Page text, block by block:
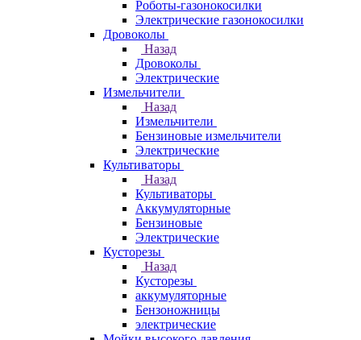
Роботы-газонокосилки
Электрические газонокосилки
Дровоколы
Назад
Дровоколы
Электрические
Измельчители
Назад
Измельчители
Бензиновые измельчители
Электрические
Культиваторы
Назад
Культиваторы
Аккумуляторные
Бензиновые
Электрические
Кусторезы
Назад
Кусторезы
аккумуляторные
Бензоножницы
электрические